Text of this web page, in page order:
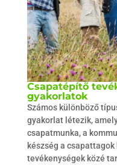
Csapatépítő
gyakorlatok
Számos különböző
gyakorlat létezik,
csapatmunka, a
készség a
tevékenységek közé